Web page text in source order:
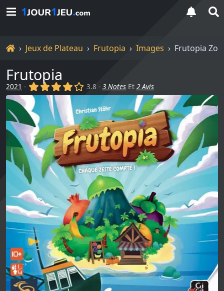
Accueil
Jeux de Plateau Frutopia Images Frutopia
Frutopia
2021 - (x) (x) (x) (x) ()
3.8 -3 Notes Et2 Avis